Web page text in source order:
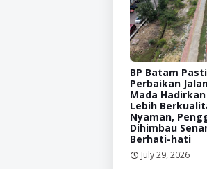
BP Batam
Perbaikan
Mada
Lebih
Nyaman,
Dihimbau
Berhati-hati
July 29, 2026